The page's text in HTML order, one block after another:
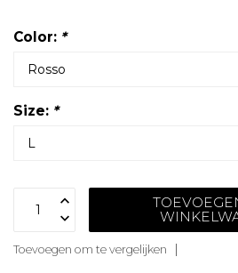
Color: *
Size: *
Toevoegen om te vergelijken